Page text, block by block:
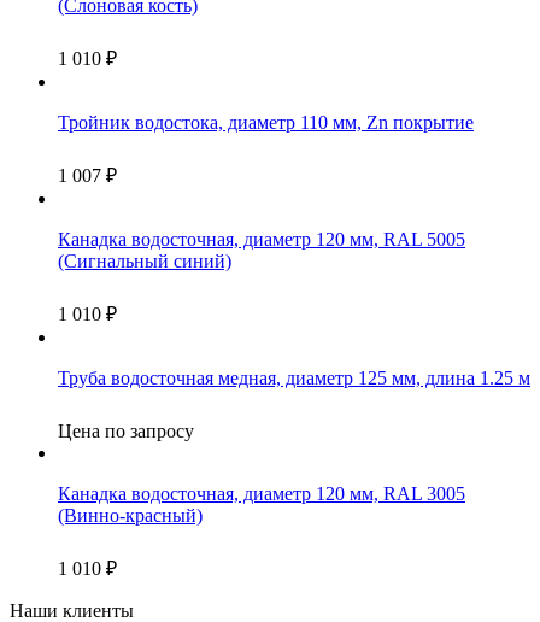
(Слоновая кость)
1 010 ₽
Тройник водостока, диаметр 110 мм, Zn покрытие
1 007 ₽
Канадка водосточная, диаметр 120 мм, RAL 5005
(Сигнальный синий)
1 010 ₽
Труба водосточная медная, диаметр 125 мм, длина 1.25 м
Цена по запросу
Канадка водосточная, диаметр 120 мм, RAL 3005
(Винно-красный)
1 010 ₽
Наши клиенты